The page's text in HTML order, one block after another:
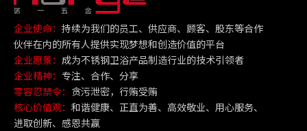
企业使命： 持续为我们的员工、供应商、顾客、股东等合作
伙伴在内的所有人提供实现梦想和创造价值的平台
企业愿景： 成为不锈钢卫浴产品制造行业的技术引领者
企业精神： 专注、合作、分享
零容忍禁令： 贪污泄密，行贿受贿
核心价值观： 和谐健康、正直为善、高效敬业、用心服务、
进取创新、感恩共赢